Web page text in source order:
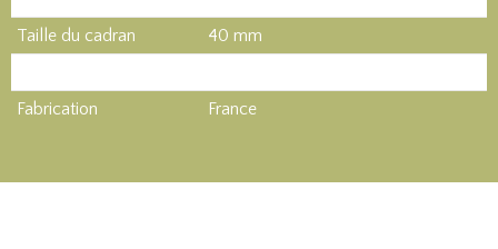
Taille du cadran
40 mm
Fabrication
France